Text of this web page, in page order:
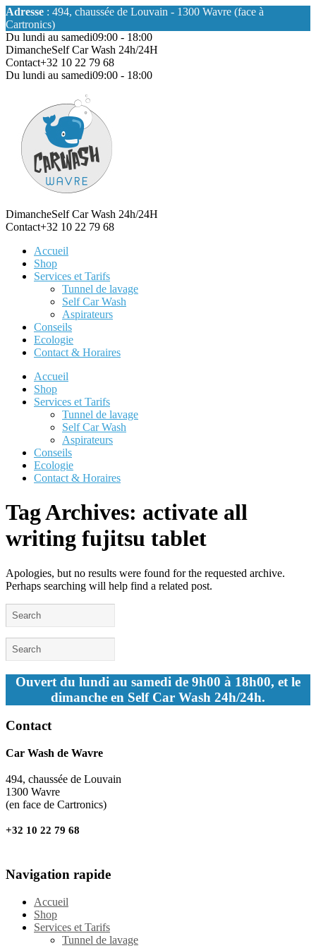
Adresse : 494, chaussée de Louvain - 1300 Wavre (face à
Cartronics)
Du lundi au samedi09:00 - 18:00
DimancheSelf Car Wash 24h/24H
Contact+32 10 22 79 68
Du lundi au samedi09:00 - 18:00
DimancheSelf Car Wash 24h/24H
Contact+32 10 22 79 68
Accueil
Shop
Services et Tarifs
Tunnel de lavage
Self Car Wash
Aspirateurs
Conseils
Ecologie
Contact & Horaires
Accueil
Shop
Services et Tarifs
Tunnel de lavage
Self Car Wash
Aspirateurs
Conseils
Ecologie
Contact & Horaires
Tag Archives: activate all
writing fujitsu tablet
Apologies, but no results were found for the requested archive.
Perhaps searching will help find a related post.
Ouvert du lundi au samedi de 9h00 à 18h00, et le
dimanche en Self Car Wash 24h/24h.
Contact
Car Wash de Wavre
494, chaussée de Louvain
1300 Wavre
(en face de Cartronics)
+32 10 22 79 68
Navigation rapide
Accueil
Shop
Services et Tarifs
Tunnel de lavage